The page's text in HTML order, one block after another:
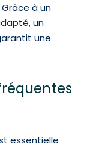
à un
un
une
essentielle